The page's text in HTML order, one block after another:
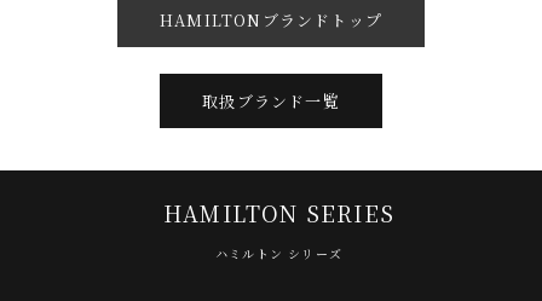
HAMILTONブランドトップ
取扱ブランド一覧
HAMILTON SERIES
ハミルトン シリーズ